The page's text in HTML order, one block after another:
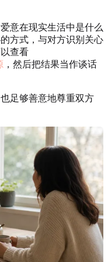
意在现实生活中是什么
方式，与对方识别关心
查看
，然后把结果当作谈话
足够善意地尊重双方